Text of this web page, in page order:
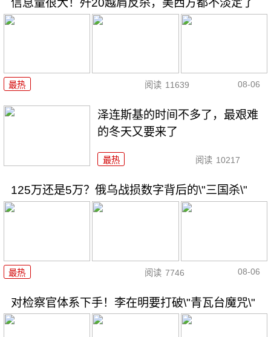
信息量很大！歼20越肩反杀，美西方都不淡定了
最热 阅读 11639 08-06
泽连斯基的时间不多了，最艰难
的冬天又要来了
最热 阅读 10217
125万还是5万？俄乌战损数字背后的\"三国杀\"
最热 阅读 7746 08-06
对检察官体系下手！李在明要打破\"青瓦台魔咒\"